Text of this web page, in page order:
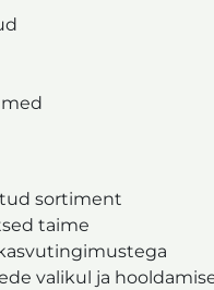
sortiment
taime
valikul ja